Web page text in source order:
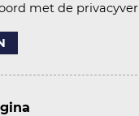
met de